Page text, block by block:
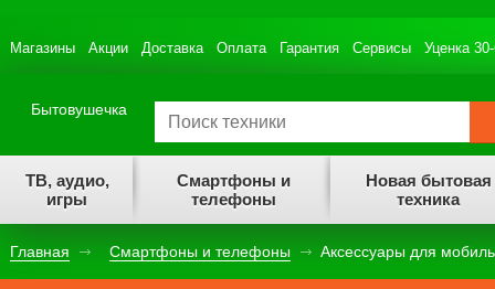
Магазины Акции Доставка Оплата Гарантия Сервисы Уценка
Бытовушечка
ТВ, аудио,
игры
Смартфоны и
телефоны
Новая бытовая
техника
Главная Смартфоны и телефоны Аксессуары для